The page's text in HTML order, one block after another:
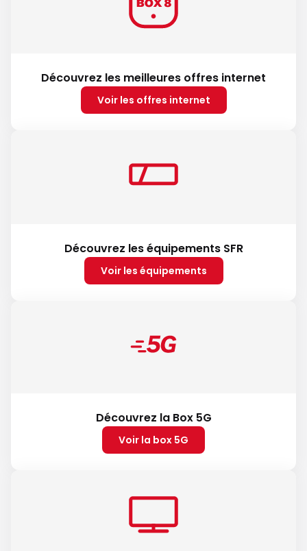
Découvrez les meilleures offres internet
Voir les offres internet
Découvrez les équipements SFR
Voir les équipements
Découvrez la Box 5G
Voir la box 5G